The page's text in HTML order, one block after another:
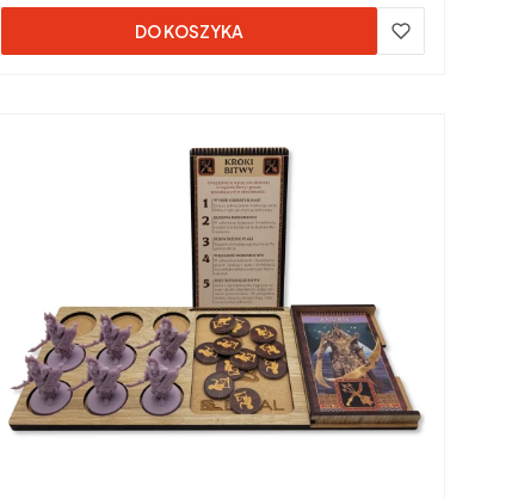
DO KOSZYKA